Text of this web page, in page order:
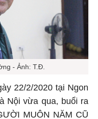
- Ảnh: T.Đ.
22/2/2020 tại Ngon
Nội vừa qua, buổi ra
MUÔN NĂM CŨ